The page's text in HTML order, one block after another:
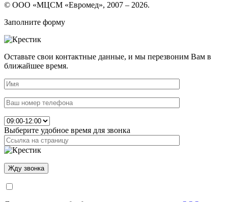
© ООО «МЦСМ «Евромед», 2007 – 2026.
Заполните форму
Оставьте свои контактные данные, и мы перезвоним Вам в
ближайшее время.
Выберите удобное время для звонка